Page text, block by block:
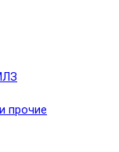
прочие